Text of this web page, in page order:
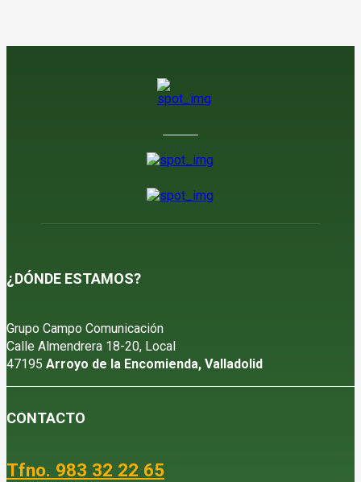
¿DÓNDE ESTAMOS?
Grupo Campo Comunicación
Calle Almendrera 18-20, Local
47195 Arroyo de la Encomienda, Valladolid
CONTACTO
Tfno. 983 32 22 65